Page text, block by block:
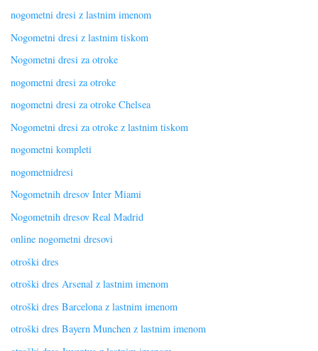
nogometni dresi z lastnim imenom
Nogometni dresi z lastnim tiskom
Nogometni dresi za otroke
nogometni dresi za otroke
nogometni dresi za otroke Chelsea
Nogometni dresi za otroke z lastnim tiskom
nogometni kompleti
nogometnidresi
Nogometnih dresov Inter Miami
Nogometnih dresov Real Madrid
online nogometni dresovi
otroški dres
otroški dres Arsenal z lastnim imenom
otroški dres Barcelona z lastnim imenom
otroški dres Bayern Munchen z lastnim imenom